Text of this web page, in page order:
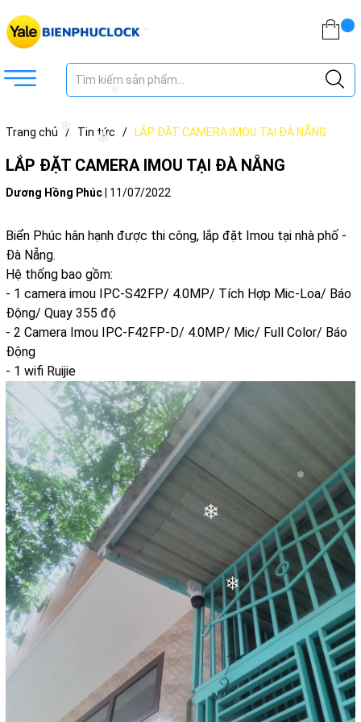
Trang chủ / Tin tức / LẮP ĐẶT CAMERA IMOU TẠI ĐÀ NẴNG
LẮP ĐẶT CAMERA IMOU TẠI ĐÀ NẴNG
Dương Hồng Phúc 11/07/2022
Biển Phúc hân hạnh được thi công, lắp đặt Imou tại nhà phố -
Đà Nẵng.
Hệ thống bao gồm:
- 1 camera imou IPC-S42FP/ 4.0MP/ Tích Hợp Mic-Loa/ Báo
Động/ Quay 355 độ
- 2 Camera Imou IPC-F42FP-D/ 4.0MP/ Mic/ Full Color/ Báo
Động
- 1 wifi Ruijie
❄
❄
❄
❄
❄